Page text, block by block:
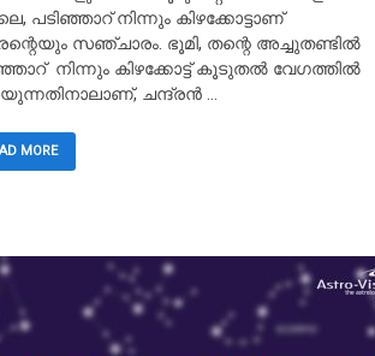
പടിഞ്ഞാറ് നിന്നും കിഴക്കോട്ടാണ്
സഞ്ചാരം. ഭൂമി, തന്റെ അച്ചുതണ്ടിൽ
നിന്നും കിഴക്കോട്ട് കൂടുതൽ വേഗത്തിൽ
ചന്ദ്രൻ …
MORE